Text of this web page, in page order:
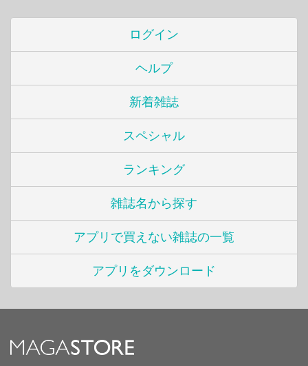
ログイン
ヘルプ
新着雑誌
スペシャル
ランキング
雑誌名から探す
アプリで買えない雑誌の一覧
アプリをダウンロード